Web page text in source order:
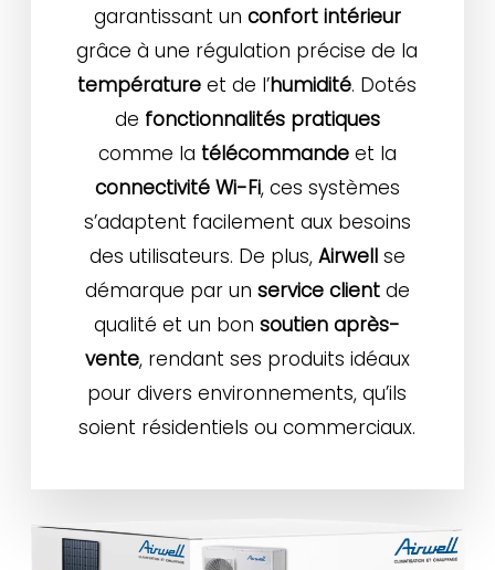
garantissant un confort intérieur
grâce à une régulation précise de la
température et de l’humidité. Dotés
de fonctionnalités pratiques
comme la télécommandeet la
connectivité Wi-Fi, ces systèmes
s’adaptent facilement aux besoins
des utilisateurs. De plus, Airwellse
démarque par un service clientde
qualité et un bonsoutien après-
vente, rendant ses produits idéaux
pour divers environnements, qu’ils
soient résidentiels ou commerciaux.